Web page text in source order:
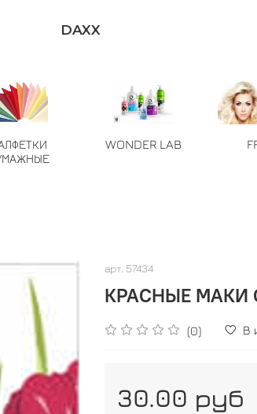
DAXX
WONDER LAB
арт. 57434
КРАСНЫЕ МАКИ
(0) В
30.00 руб